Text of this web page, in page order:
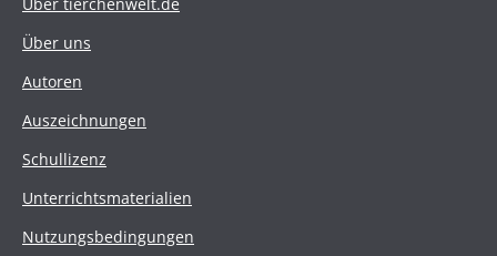
Über uns
Autoren
Auszeichnungen
Schullizenz
Unterrichtsmaterialien
Nutzungsbedingungen